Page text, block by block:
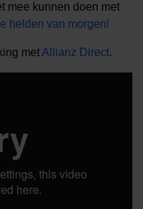
mee kunnen doen met
helden van morgen!
metAllianz Direct.